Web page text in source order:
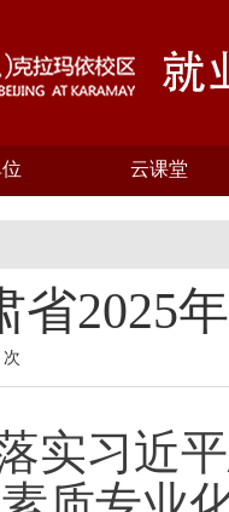
云课堂
省2025
次
实习近